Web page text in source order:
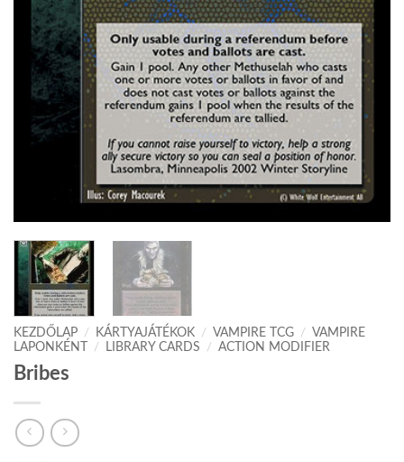
KEZDŐLAP / KÁRTYAJÁTÉKOK / VAMPIRE TCG /
VAMPIRE
LAPONKÉNT
/ LIBRARY CARDS / ACTION MODIFIER
Bribes